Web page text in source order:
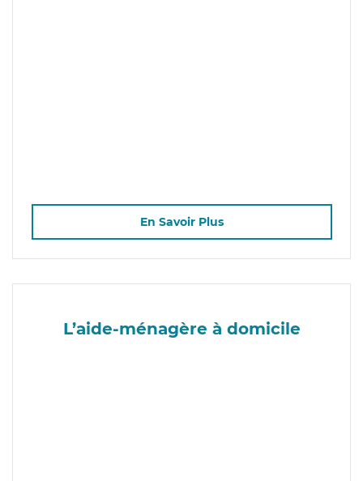
En Savoir Plus
L’aide-ménagère à domicile